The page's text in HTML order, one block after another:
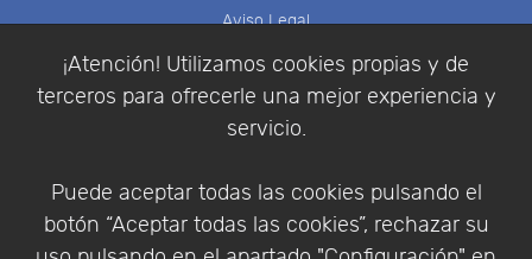
¡Atención! Utilizamos cookies propias y de
terceros para ofrecerle una mejor experiencia y
servicio.
Puede aceptar todas las cookies pulsando el
botón “Aceptar todas las cookies”, rechazar su
Aviso Legal
Política de Privacidad
Condiciones de compra
Identificarse